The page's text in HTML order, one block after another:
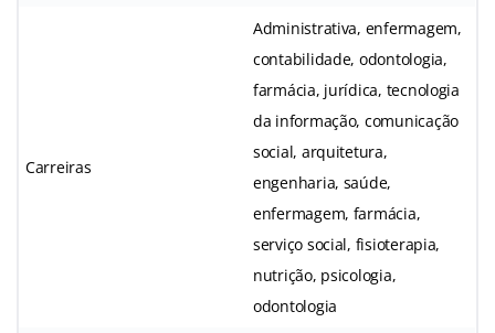
Carreiras
Administrativa, enfermagem,
contabilidade, odontologia,
farmácia, jurídica, tecnologia
da informação, comunicação
social, arquitetura,
engenharia, saúde,
enfermagem, farmácia,
serviço social, fisioterapia,
nutrição, psicologia,
odontologia